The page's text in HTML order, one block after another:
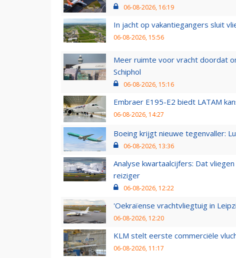
06-08-2026, 16:19
In jacht op vakantiegangers sluit
06-08-2026, 15:56
Meer ruimte voor vracht doordat
Schiphol
06-08-2026, 15:16
Embraer E195-E2 biedt LATAM
06-08-2026, 14:27
Boeing krijgt nieuwe tegenvaller:
06-08-2026, 13:36
Analyse kwartaalcijfers: Dat
reiziger
06-08-2026, 12:22
'Oekraïense vrachtvliegtuig in
06-08-2026, 12:20
KLM stelt eerste commerciële
06-08-2026, 11:17